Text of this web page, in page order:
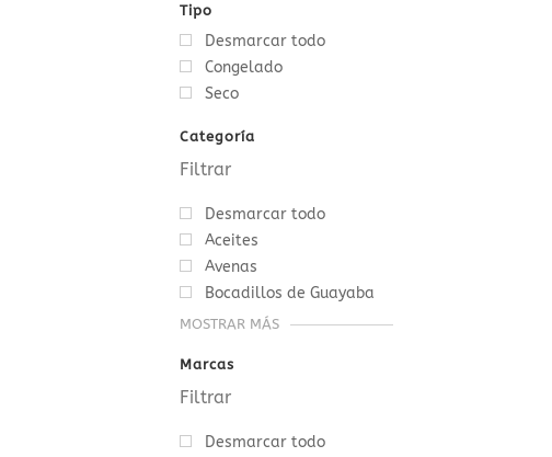
Tipo
Desmarcar todo
Congelado
Seco
Categoría
Desmarcar todo
Aceites
Avenas
Bocadillos de Guayaba
MOSTRAR MÁS
Marcas
Desmarcar todo